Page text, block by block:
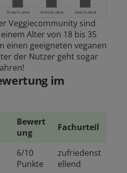
Veggiecommunity sind
Alter von 18 bis 35
einen geeigneten veganen
der Nutzer geht sogar
im
Bewert
ung
Fachurteil
6/10
Punkte
zufriedenst
ellend